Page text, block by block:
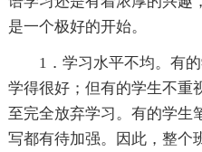
是一个极好的开始。
1．学习水平不均。有
学得很好；但有的学生不重
至完全放弃学习。有的学生
写都有待加强。因此，整个